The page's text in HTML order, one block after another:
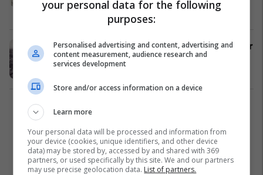
Histori 04/08/2025
Një udhëtim nga Prizreni në Shkodër
më 1839
Histori
your personal data for the following
purposes:
Personalised advertising and content, advertising and
content measurement, audience research and
services development
Store and/or access information on a device
Learn more
Your personal data will be processed and information from
your device (cookies, unique identifiers, and other device
data) may be stored by, accessed by and shared with 369
partners, or used specifically by this site. We and our partners
may use precise geolocation data. List of partners.